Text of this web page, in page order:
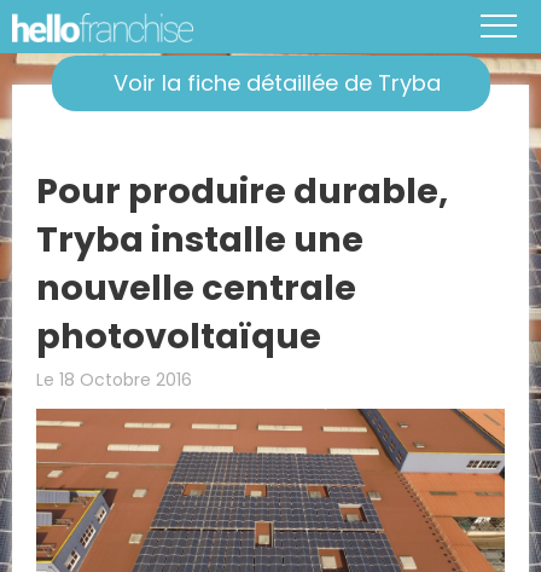
Voir la fiche détaillée de Tryba
Pour produire durable,
Tryba installe une
nouvelle centrale
photovoltaïque
Le 18 Octobre 2016